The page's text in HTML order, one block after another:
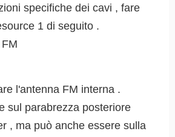
specifiche dei cavi , fare
1 di seguito .
l'antenna FM interna .
sul parabrezza posteriore
, ma può anche essere sulla